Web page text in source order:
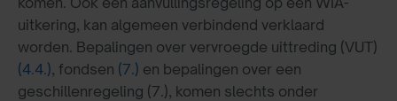
uitkering, kan algemeen verbindend verklaard
worden. Bepalingen over vervroegde uittreding (VUT)
(4.4.), fondsen (7.) en bepalingen over een
geschillenregeling (7.), komen slechts onder